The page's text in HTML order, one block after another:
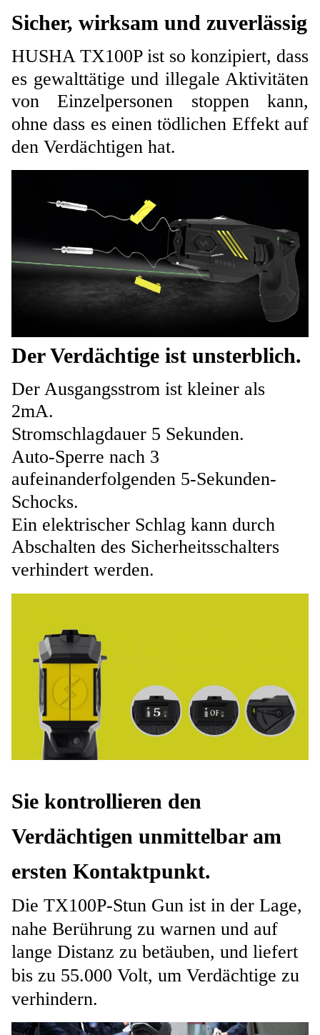
Sicher, wirksam und zuverlässig
HUSHA TX100P ist so konzipiert, dass
es gewalttätige und illegale Aktivitäten
von Einzelpersonen stoppen kann,
ohne dass es einen tödlichen Effekt auf
den Verdächtigen hat.
Der Verdächtige ist unsterblich.
Der Ausgangsstrom ist kleiner als
2mA.
Stromschlagdauer 5 Sekunden.
Auto-Sperre nach 3
aufeinanderfolgenden 5-Sekunden-
Schocks.
Ein elektrischer Schlag kann durch
Abschalten des Sicherheitsschalters
verhindert werden.
Sie kontrollieren den
Verdächtigen unmittelbar am
ersten Kontaktpunkt.
Die TX100P-Stun Gun ist in der Lage,
nahe Berührung zu warnen und auf
lange Distanz zu betäuben, und liefert
bis zu 55.000 Volt, um Verdächtige zu
verhindern.